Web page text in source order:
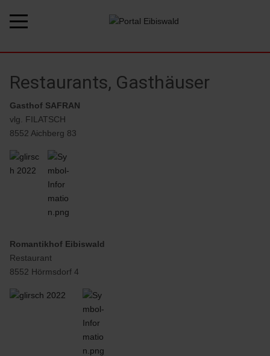
Restaurants, Gasthäuser
Gasthof SAFRAN
vlg. FILATSCH
8552 Aichberg 83
Romantikhof Eibiswald
Restaurant
8552 Hörmsdorf 4